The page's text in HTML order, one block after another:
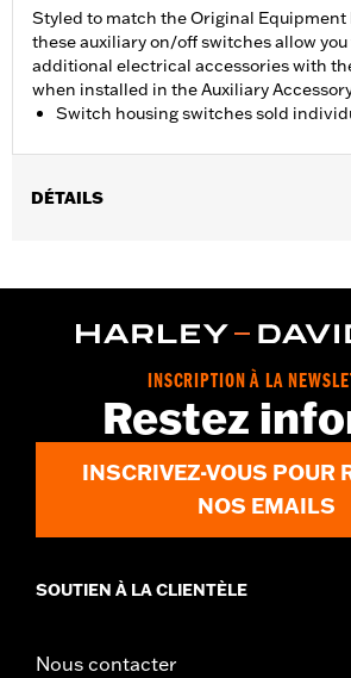
Styled to match the Original
these auxiliary on/off switches allow
additional electrical accessories with
when installed in the Auxiliary
Switch housing switches sold
DÉTAILS
Sold Separately:Auxiliary Accessory
On/off switch and black
WARRANTY:1 year limited warranty – Go
d.com/warrantyfor full details
INSCRIPTION À LA
Restez
INSCRIVEZ-VOUS POUR
NOS EMAILS
SOUTIEN À LA CLIENTÈLE
Nous contacter